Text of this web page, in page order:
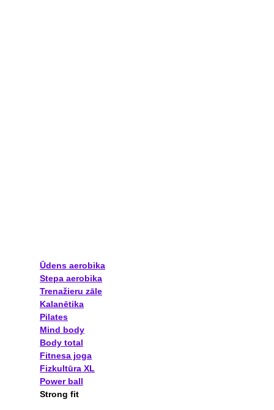
Ūdens aerobika
Stepa aerobika
Trenažieru zāle
Kalanētika
Pilates
Mind body
Body total
Fitnesa joga
Fizkultūra XL
Power ball
Strong fit